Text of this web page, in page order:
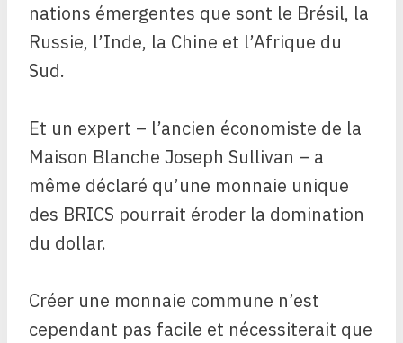
nations émergentes que sont le Brésil, la
Russie, l’Inde, la Chine et l’Afrique du
Sud.
Et un expert – l’ancien économiste de la
Maison Blanche Joseph Sullivan – a
même déclaré qu’une monnaie unique
des BRICS pourrait éroder la domination
du dollar.
Créer une monnaie commune n’est
cependant pas facile et nécessiterait que